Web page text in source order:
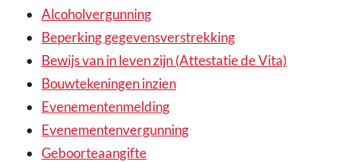
Alcoholvergunning
Beperking gegevensverstrekking
Bewijs van in leven zijn (Attestatie de Vita)
Bouwtekeningen inzien
Evenementenmelding
Evenementenvergunning
Geboorteaangifte